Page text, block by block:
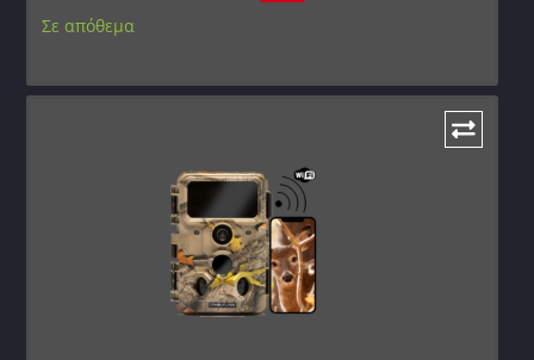
Σε απόθεμα